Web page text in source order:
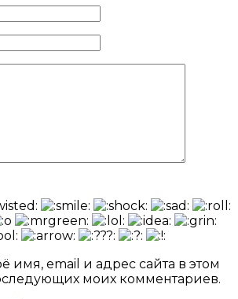
имя, email и адрес сайта в этом
моих комментариев.